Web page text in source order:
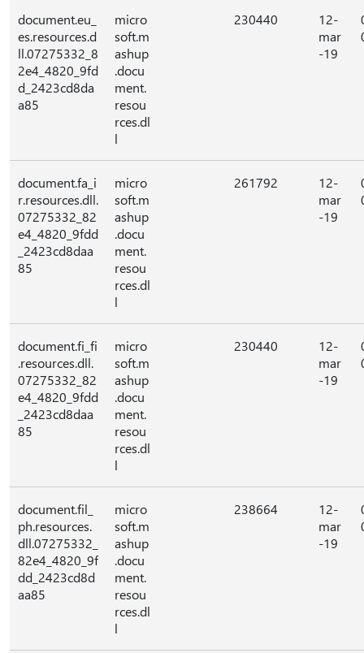
document.eu_
es.resources.d
ll.07275332_8
2e4_4820_9fd
d_2423cd8da
a85
micro
soft.m
ashup
.docu
ment.
resou
rces.dl
l
230440
12-
mar
-19
document.fa_i
r.resources.dll.
07275332_82
e4_4820_9fdd
_2423cd8daa
85
micro
soft.m
ashup
.docu
ment.
resou
rces.dl
l
261792
12-
mar
-19
document.fi_fi
.resources.dll.
07275332_82
e4_4820_9fdd
_2423cd8daa
85
micro
soft.m
ashup
.docu
ment.
resou
rces.dl
l
230440
12-
mar
-19
document.fil_
ph.resources.
dll.07275332_
82e4_4820_9f
dd_2423cd8d
aa85
micro
soft.m
ashup
.docu
ment.
resou
rces.dl
l
238664
12-
mar
-19